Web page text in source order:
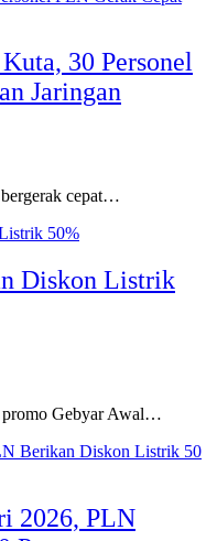
30 Personel
Jaringan
cepat…
Diskon Listrik
promo Gebyar Awal…
2026, PLN